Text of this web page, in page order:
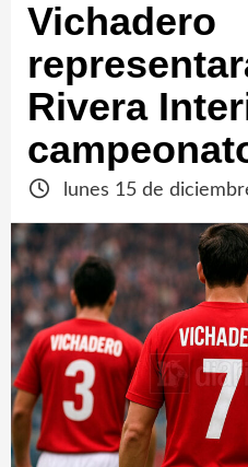
Vichadero
Rivera
lunes 15 de